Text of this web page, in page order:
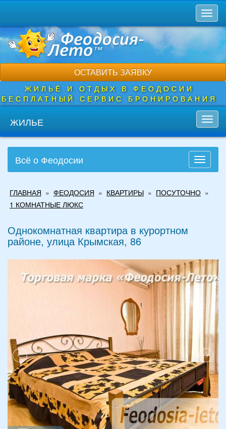
основному
содержанию
ОСТАВИТЬ ЗАЯВКУ
ЖИЛЬЁ И ОТДЫХ В ФЕОДОСИИ
БЕСПЛАТНЫЙ СЕРВИС БРОНИРОВАНИЯ
ЖИЛЬЕ
Toggle
Всё о Феодосии
здесь
ГЛАВНАЯ » ФЕОДОСИЯ » КВАРТИРЫ » ПОСУТОЧНО »
1 КОМНАТНЫЕ ЛЮКС
Однокомнатная квартира в курортном
районе, улица Крымская, 86